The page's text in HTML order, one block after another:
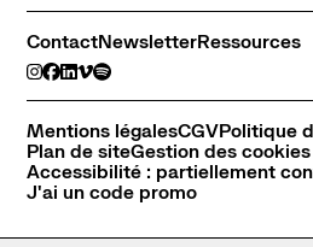
ContactNewsletterRessources
Mentions légalesCGVPolitique
Plan de siteGestion des cookies
Accessibilité : partiellement
J'ai un code promo